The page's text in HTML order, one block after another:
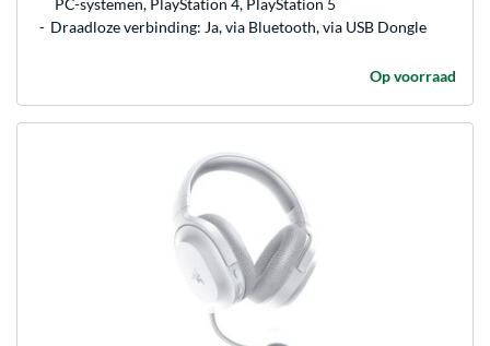
PC-systemen, PlayStation 4, PlayStation 5
Draadloze verbinding: Ja, via Bluetooth, via USB Dongle
Op voorraad